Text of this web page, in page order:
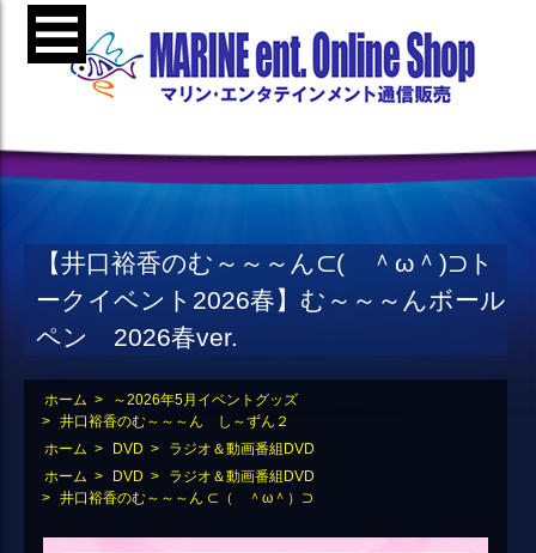
【井口裕香のむ～～～ん⊂( ＾ω＾)⊃ト
ークイベント2026春】む～～～んボール
ペン 2026春ver.
ホーム >
～2026年5月イベントグッズ
> 井口裕香のむ～～～ん し～ずん２
ホーム > DVD >
ラジオ＆動画番組DVD
ホーム > DVD >
ラジオ＆動画番組DVD
> 井口裕香のむ～～～ん ⊂（ ＾ω＾）⊃